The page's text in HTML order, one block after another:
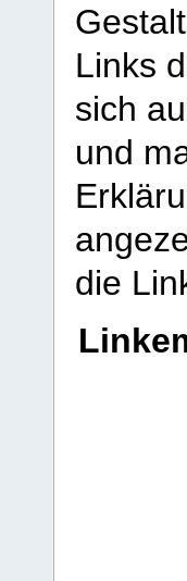
Links
sich
und
die